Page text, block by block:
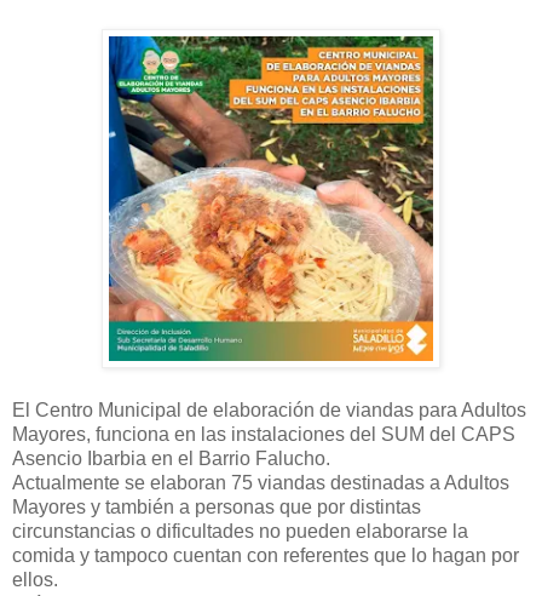
El Centro Municipal de elaboración de viandas para Adultos
Mayores, funciona en las instalaciones del SUM del CAPS
Asencio Ibarbia en el Barrio Falucho.
Actualmente se elaboran 75 viandas destinadas a Adultos
Mayores y también a personas que por distintas
circunstancias o dificultades no pueden elaborarse la
comida y tampoco cuentan con referentes que lo hagan por
ellos.